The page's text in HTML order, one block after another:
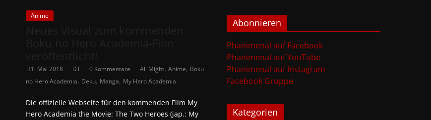
Anime
31. Mai 2018 DT 0 Kommentare All Might,Anime, Boku
no Hero Academia, Deku, Manga, My Hero Academia
Die offizielle Webseite für den kommenden Film My
Hero Academia the Movie: The Two Heroes (jap.: My
Abonnieren
Phanimenal auf Facebook
Phanimenal auf YouTube
Phanimenal auf Instagram
Facebook Gruppe
Kategorien